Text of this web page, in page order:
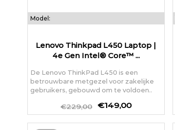
Model:
Lenovo Thinkpad L450 Laptop |
4e Gen Intel® Core™ ...
De Lenovo ThinkPad L450 is een
betrouwbare metgezel voor zakelijke
gebruikers, gebouwd om te voldoen..
€229,00 €149,00